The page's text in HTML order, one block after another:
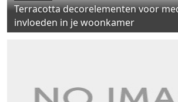
Terracotta decorelementen voor
invloeden in je woonkamer